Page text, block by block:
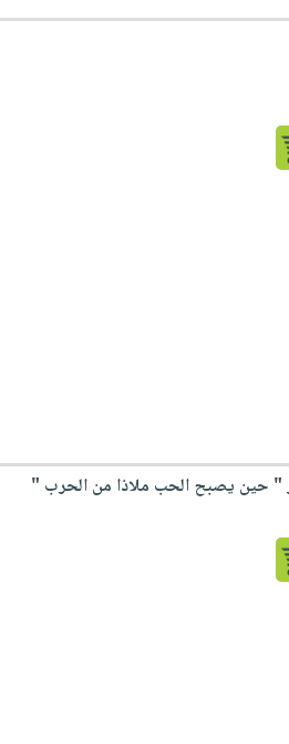
" حين يصبح الحب ملاذا من الحرب "